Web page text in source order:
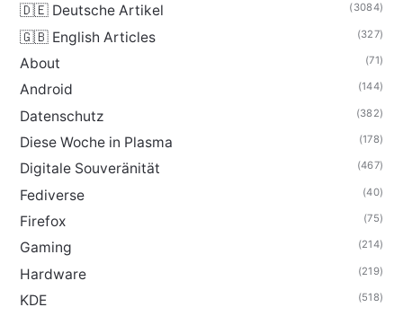
🇩🇪 Deutsche Artikel (3084)
🇬🇧 English Articles (327)
About (71)
Android (144)
Datenschutz (382)
Diese Woche in Plasma (178)
Digitale Souveränität (467)
Fediverse (40)
Firefox (75)
Gaming (214)
Hardware (219)
KDE (518)